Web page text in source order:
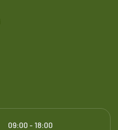
09:00 - 18:00